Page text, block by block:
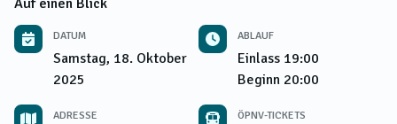
Auf einen Blick
DATUM
Samstag, 18. Oktober
2025
ABLAUF
Einlass 19:00
Beginn 20:00
ADRESSE ÖPNV-TICKETS